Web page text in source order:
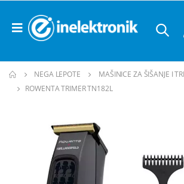
NEGA LEPOTE
MAŠINICE ZA ŠIŠANJE I
ROWENTA TRIMER TN182L